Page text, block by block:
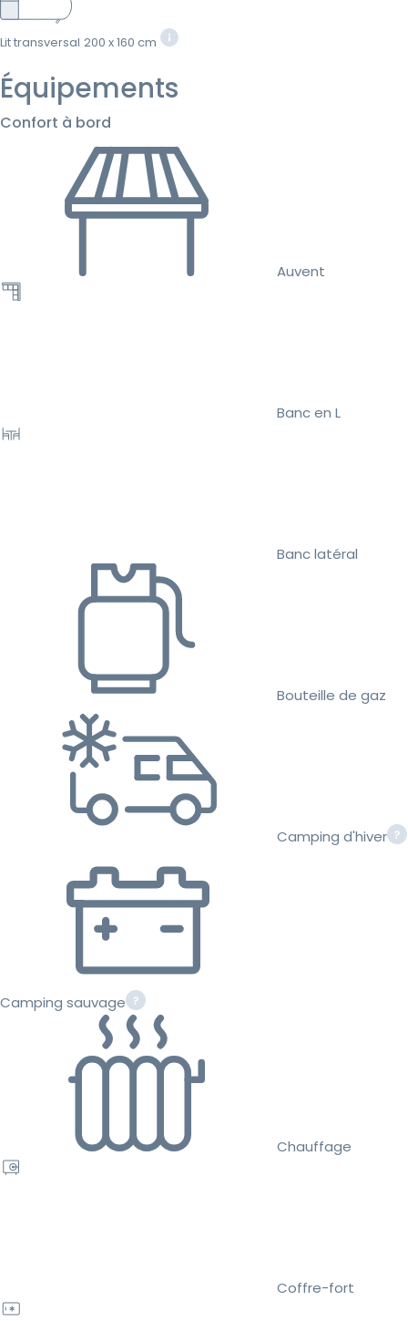
Lit transversal 200 x 160 cm
Équipements
Confort à bord
Auvent
Banc en L
Banc latéral
Bouteille de gaz
Camping d'hiver
Camping sauvage
Chauffage
Coffre-fort